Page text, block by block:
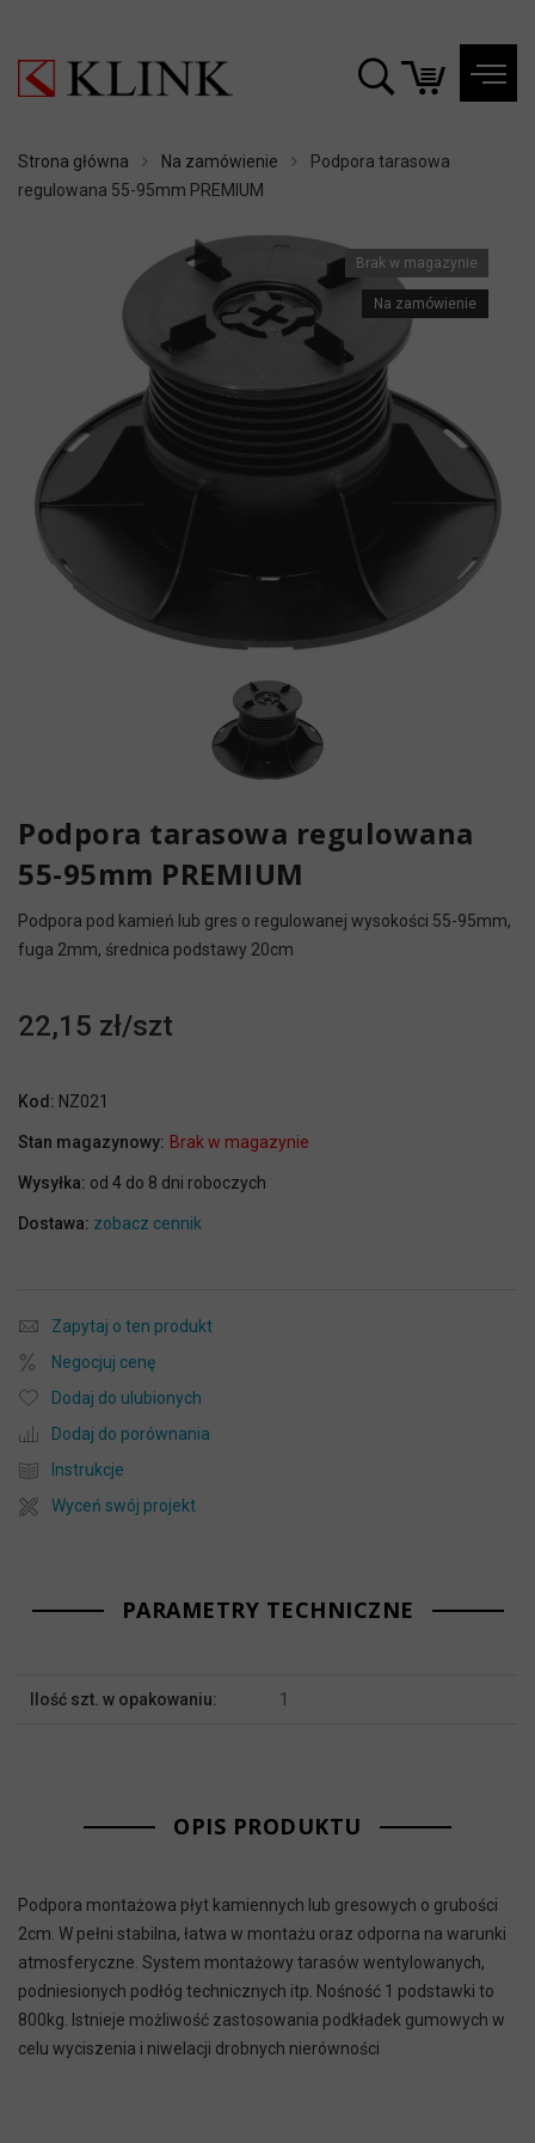
Strona główna Na zamówienie
Podpora tarasowa
regulowana 55-95mm PREMIUM
Brak w magazynie
Na zamówienie
Podpora tarasowa regulowana
55-95mm PREMIUM
Podpora pod kamień lub gres o regulowanej wysokości 55-95mm,
fuga 2mm, średnica podstawy 20cm
22,15 zł
Kod: NZ021
Stan magazynowy: Brak w magazynie
Wysyłka: od 4 do 8 dni roboczych
Dostawa: zobacz cennik
Zapytaj o ten produkt
Negocjuj cenę
Dodaj do ulubionych
Dodaj do porównania
Instrukcje
Wyceń swój projekt
PARAMETRY TECHNICZNE
Więcej
Ilość szt. w opakowaniu: 1
OPIS PRODUKTU
Podpora montażowa płyt kamiennych lub gresowych o grubości
2cm. W pełni stabilna, łatwa w montażu oraz odporna na warunki
atmosferyczne. System montażowy tarasów wentylowanych,
podniesionych podłóg technicznych itp. Nośność 1 podstawki to
800kg. Istnieje możliwość zastosowania podkładek gumowych w
celu wyciszenia i niwelacji drobnych nierówności